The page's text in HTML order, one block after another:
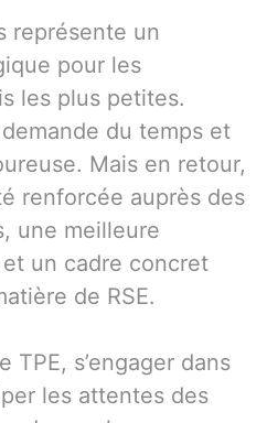
représente un
pour les
les plus petites.
du temps et
Mais en retour,
renforcée auprès des
une meilleure
un cadre concret
de RSE.
TPE, s’engager dans
les attentes des